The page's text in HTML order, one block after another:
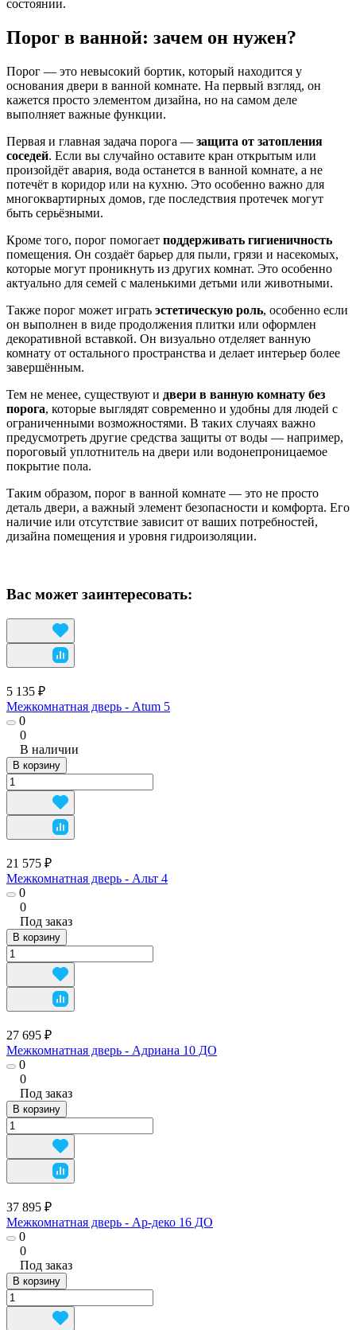
состоянии.
Порог в ванной: зачем он нужен?
Порог — это невысокий бортик, который находится у
основания двери в ванной комнате. На первый взгляд, он
кажется просто элементом дизайна, но на самом деле
выполняет важные функции.
Первая и главная задача порога — защита от затопления
соседей. Если вы случайно оставите кран открытым или
произойдёт авария, вода останется в ванной комнате, а не
потечёт в коридор или на кухню. Это особенно важно для
многоквартирных домов, где последствия протечек могут
быть серьёзными.
Кроме того, порог помогает поддерживать гигиеничность
помещения. Он создаёт барьер для пыли, грязи и насекомых,
которые могут проникнуть из других комнат. Это особенно
актуально для семей с маленькими детьми или животными.
Также порог может играть эстетическую роль, особенно если
он выполнен в виде продолжения плитки или оформлен
декоративной вставкой. Он визуально отделяет ванную
комнату от остального пространства и делает интерьер более
завершённым.
Тем не менее, существуют и двери в ванную комнату без
порога, которые выглядят современно и удобны для людей с
ограниченными возможностями. В таких случаях важно
предусмотреть другие средства защиты от воды — например,
пороговый уплотнитель на двери или водонепроницаемое
покрытие пола.
Таким образом, порог в ванной комнате — это не просто
деталь двери, а важный элемент безопасности и комфорта. Его
наличие или отсутствие зависит от ваших потребностей,
дизайна помещения и уровня гидроизоляции.
Вас может заинтересовать:
5 135 ₽
Межкомнатная дверь - Atum 5
0
0
В наличии
В корзину
21 575 ₽
Межкомнатная дверь - Альт 4
0
0
Под заказ
В корзину
27 695 ₽
Межкомнатная дверь - Адриана 10 ДО
0
0
Под заказ
В корзину
37 895 ₽
Межкомнатная дверь - Ар-деко 16 ДО
0
0
Под заказ
В корзину